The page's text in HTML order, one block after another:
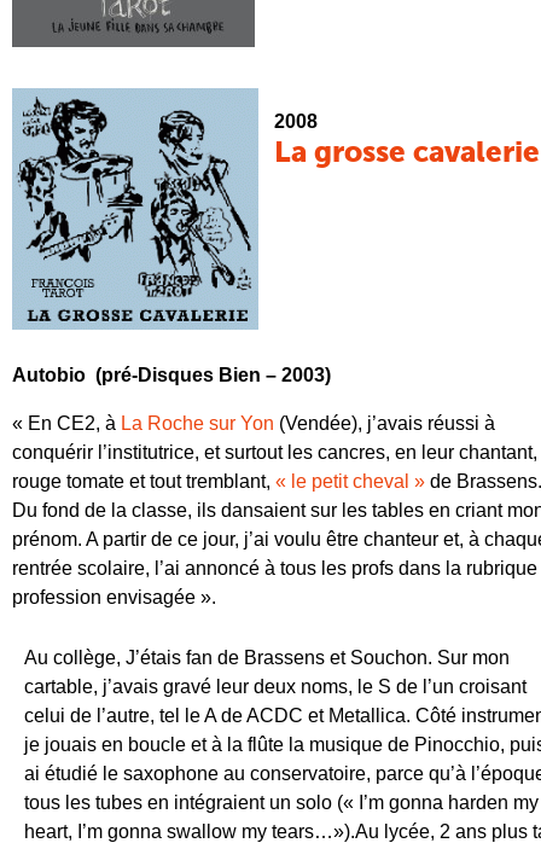
2008
La grosse cavalerie
Autobio (pré-Disques Bien – 2003)
« En CE2, à La Roche sur Yon (Vendée), j’avais réussi à
conquérir l’institutrice, et surtout les cancres, en leur chantant,
rouge tomate et tout tremblant, « le petit cheval » de Brassens.
Du fond de la classe, ils dansaient sur les tables en criant
prénom. A partir de ce jour, j’ai voulu être chanteur et, à
rentrée scolaire, l’ai annoncé à tous les profs dans la rubrique
profession envisagée ».
Au collège, J’étais fan de Brassens et Souchon. Sur mon
cartable, j’avais gravé leur deux noms, le S de l’un croisant
celui de l’autre, tel le A de ACDC et Metallica. Côté
je jouais en boucle et à la flûte la musique de Pinocchio,
ai étudié le saxophone au conservatoire, parce qu’à
tous les tubes en intégraient un solo (« I’m gonna harden my
heart, I’m gonna swallow my tears…»).Au lycée, 2 ans plus